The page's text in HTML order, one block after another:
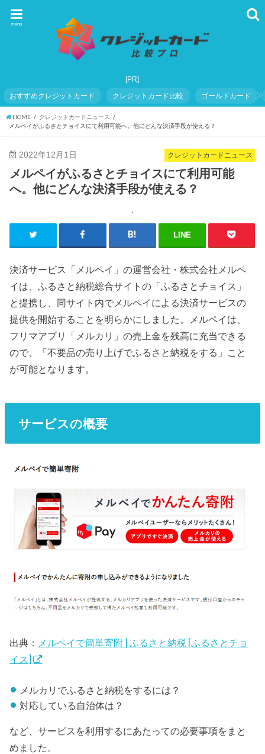
menu
おすすめクレジットカード クレジットカード比較 ゴールドカード
HOME
クレジットカードニュース
メルペイがふるさとチョイスにて利用可能へ。他にどんな決済手段が使える？
クレジットカードニュース
2022年12月1日
メルペイがふるさとチョイスにて利用可能
へ。他にどんな決済手段が使える？
LINE
決済サービス「メルペイ」の運営会社・株式会社メルペ
イは、ふるさと納税総合サイトの「ふるさとチョイス」
と提携し、同サイト内でメルペイによる決済サービスの
提供を開始することを明らかにしました。メルペイは、
フリマアプリ「メルカリ」の売上金を残高に充当できる
ので、「不要品の売り上げでふるさと納税をする」こと
が可能となります。
サービスの概要
出典： メルペイで簡単寄附 | ふるさと納税 [ふるさとチョ
イス]
メルカリでふるさと納税をするには？
対応している自治体は？
など、サービスを利用するにあたっての必要事項をまと
めました。